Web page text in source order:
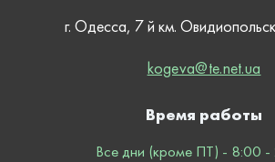
г. Одесса, 7 й км.
kogeva@te.net.ua
Время работы
Все дни (кроме ПТ) - 8:00